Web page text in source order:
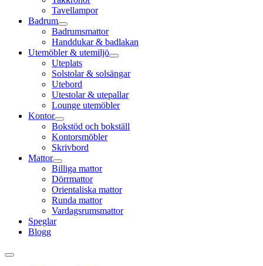
Tavellampor
Badrum
Badrumsmattor
Handdukar & badlakan
Utemöbler & utemiljö
Uteplats
Solstolar & solsängar
Utebord
Utestolar & utepallar
Lounge utemöbler
Kontor
Bokstöd och bokställ
Kontorsmöbler
Skrivbord
Mattor
Billiga mattor
Dörrmattor
Orientaliska mattor
Runda mattor
Vardagsrumsmattor
Speglar
Blogg